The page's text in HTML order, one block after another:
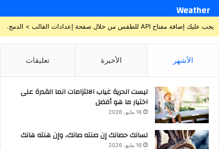
Weather
يجب عليك إضافة مفتاح API للطقس من خلال صفحة إعدادات القالب > الدمج.
الأشهر الأخيرة تعليقات
ليست الحرية غياب الالتزامات انما القدرة على
اختيار ما هو أفضل
16 مايو، 2026
لسانك حصانك إن صنته صانك، وإن هنته هانك
16 مايو، 2026